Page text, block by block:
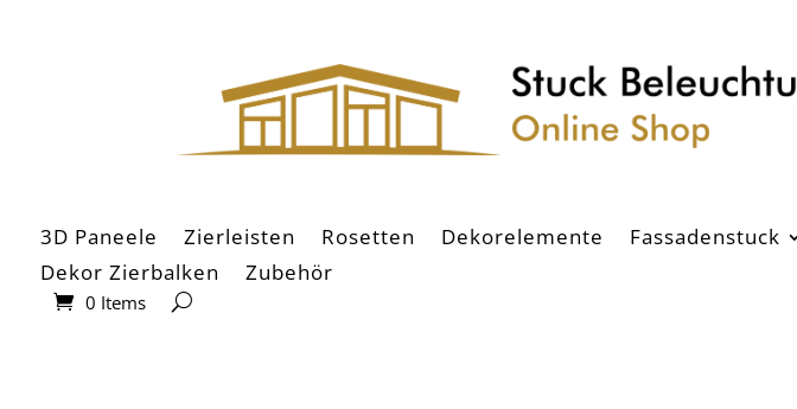
3D Paneele Zierleisten Rosetten Dekorelemente Fassadenstuck
Dekor Zierbalken
Zubehör
0 Items